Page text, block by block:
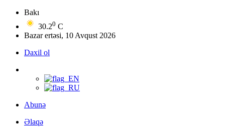
Bakı
30.20 C
Bazar ertəsi, 10 Avqust 2026
Daxil ol
Abunə
Əlaqə